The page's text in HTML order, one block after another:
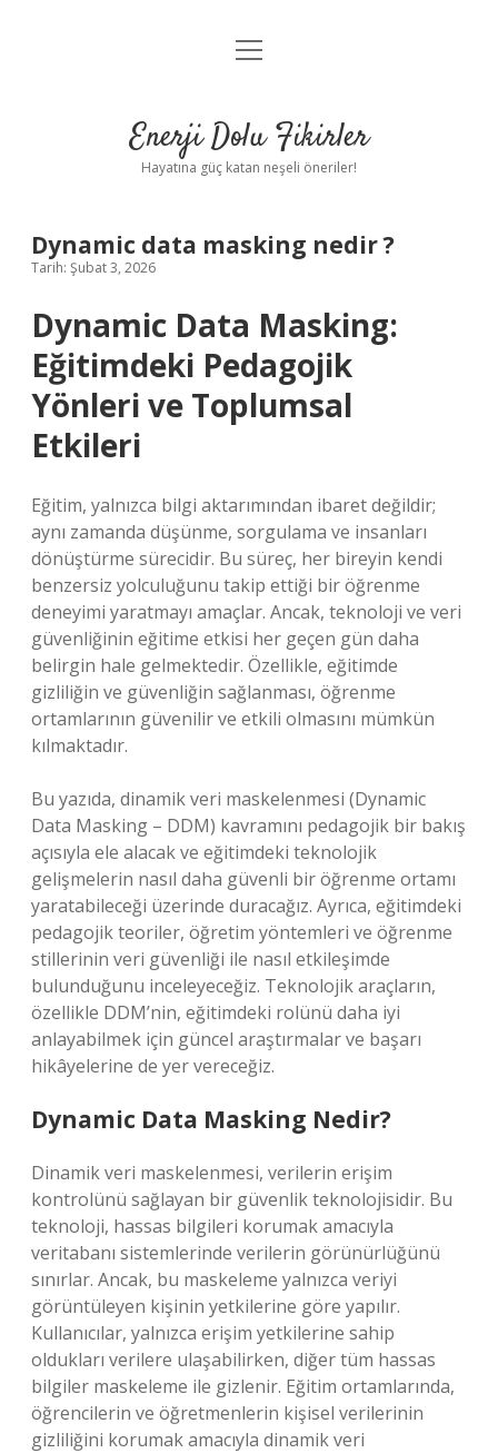
Anasayfa
Yasal Uyarı
menüyü
Enerji Dolu Fikirler
Hayatına güç katan neşeli öneriler!
Dynamic data masking nedir ?
Tarih: Şubat 3, 2026
Dynamic Data Masking:
Eğitimdeki Pedagojik
Yönleri ve Toplumsal
Etkileri
Eğitim, yalnızca bilgi aktarımından ibaret değildir;
aynı zamanda düşünme, sorgulama ve insanları
dönüştürme sürecidir. Bu süreç, her bireyin kendi
benzersiz yolculuğunu takip ettiği bir öğrenme
deneyimi yaratmayı amaçlar. Ancak, teknoloji ve veri
güvenliğinin eğitime etkisi her geçen gün daha
belirgin hale gelmektedir. Özellikle, eğitimde
gizliliğin ve güvenliğin sağlanması, öğrenme
ortamlarının güvenilir ve etkili olmasını mümkün
kılmaktadır.
Bu yazıda, dinamik veri maskelenmesi (Dynamic
Data Masking – DDM) kavramını pedagojik bir bakış
açısıyla ele alacak ve eğitimdeki teknolojik
gelişmelerin nasıl daha güvenli bir öğrenme ortamı
yaratabileceği üzerinde duracağız. Ayrıca, eğitimdeki
pedagojik teoriler, öğretim yöntemleri ve öğrenme
stillerinin veri güvenliği ile nasıl etkileşimde
bulunduğunu inceleyeceğiz. Teknolojik araçların,
özellikle DDM’nin, eğitimdeki rolünü daha iyi
anlayabilmek için güncel araştırmalar ve başarı
hikâyelerine de yer vereceğiz.
Dynamic Data Masking Nedir?
Dinamik veri maskelenmesi, verilerin erişim
kontrolünü sağlayan bir güvenlik teknolojisidir. Bu
teknoloji, hassas bilgileri korumak amacıyla
veritabanı sistemlerinde verilerin görünürlüğünü
sınırlar. Ancak, bu maskeleme yalnızca veriyi
görüntüleyen kişinin yetkilerine göre yapılır.
Kullanıcılar, yalnızca erişim yetkilerine sahip
oldukları verilere ulaşabilirken, diğer tüm hassas
bilgiler maskeleme ile gizlenir. Eğitim ortamlarında,
öğrencilerin ve öğretmenlerin kişisel verilerinin
gizliliğini korumak amacıyla dinamik veri